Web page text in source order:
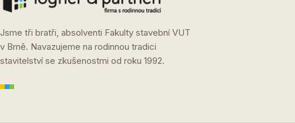
Jsme tři bratři, absolventi Fakulty stavební VUT
v Brně. Navazujeme na rodinnou tradici
stavitelství se zkušenostmi od roku 1992.